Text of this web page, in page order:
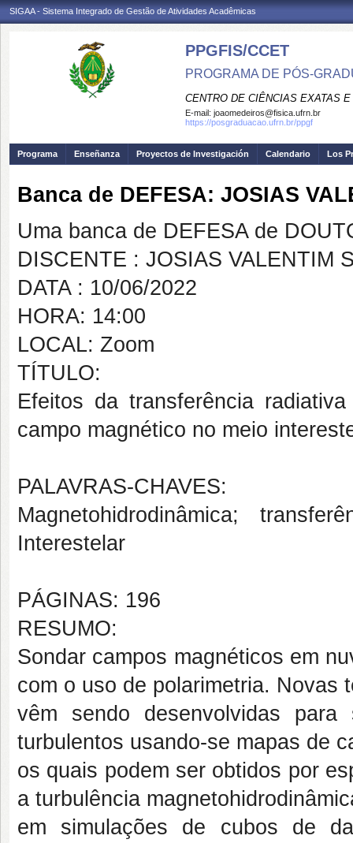
SIGAA - Sistema Integrado de Gestão de Atividades Acadêmicas
PPGFIS/CCET
PROGRAMA DE PÓS-
CENTRO DE CIÊNCIAS EXATAS
E-mail: joaomedeiros@fisica.ufrn.br
https://posgraduacao.ufrn.br/ppgf
Programa Enseñanza Proyectos de Investigación Calendario Los
Banca de DEFESA: JOSIAS
Uma banca de DEFESA de
DISCENTE : JOSIAS VALENTIM
DATA : 10/06/2022
HORA: 14:00
LOCAL: Zoom
TÍTULO:
Efeitos da transferência
campo magnético no meio
PALAVRAS-CHAVES:
Magnetohidrodinâmica;
Interestelar
PÁGINAS: 196
RESUMO:
Sondar campos magnéticos em
com o uso de polarimetria. Novas
vêm sendo desenvolvidas
turbulentos usando-se mapas de
os quais podem ser obtidos por
a turbulência
em simulações de cubos de